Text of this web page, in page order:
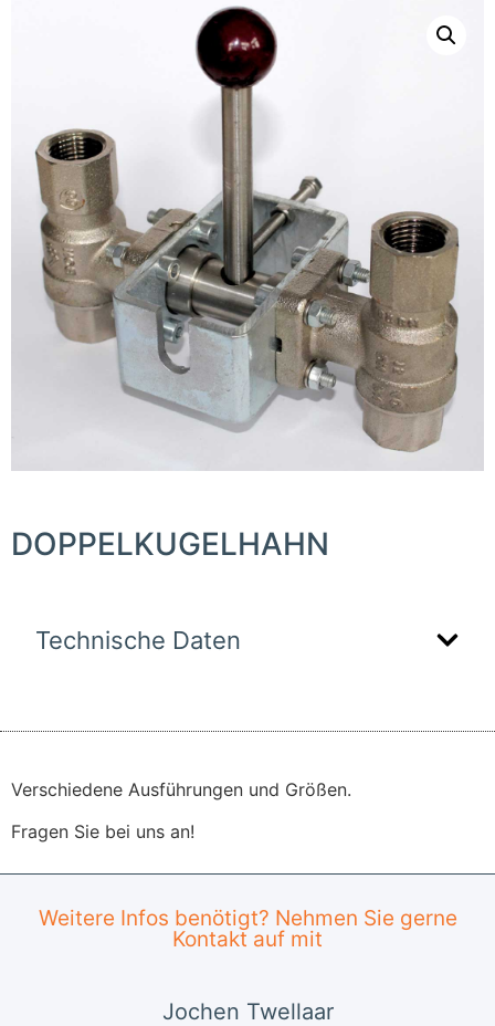
DOPPELKUGELHAHN
Technische Daten
Verschiedene Ausführungen und Größen.
Fragen Sie bei uns an!
Weitere Infos benötigt? Nehmen Sie gerne
Kontakt auf mit
Jochen Twellaar